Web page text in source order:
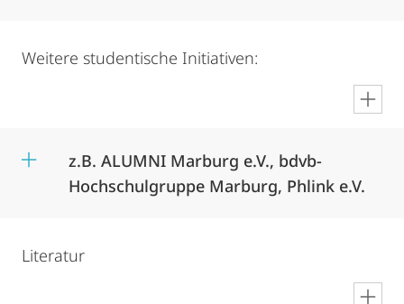
Weitere studentische Initiativen:
z.B. ALUMNI Marburg e.V., bdvb-
Hochschulgruppe Marburg, Phlink e.V.
Literatur